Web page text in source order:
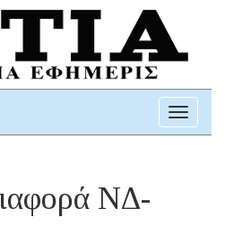
Toggle
ΝΔ-